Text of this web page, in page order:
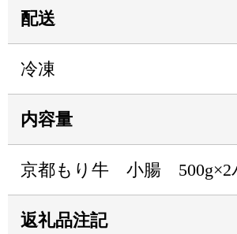
配送
冷凍
内容量
京都もり牛 小腸 500g×2
返礼品注記